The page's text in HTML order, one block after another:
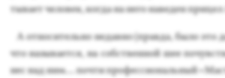
тыва­ет че­ловек, ког­да на не­го на­веден при­цел
А от­но­ситель­но не­дав­но (прав­да, бы­ло это
что на­зыва­ет­ся, на собс­твен­ной шее
нес над ним… поч­ти про­фес­си­ональ­ный